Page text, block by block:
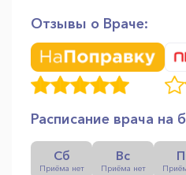
Отзывы о Враче:
Расписание врача
Сб
Приёма нет
Вс
Приёма нет